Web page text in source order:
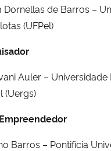
Dornellas de Barros –
(UFPel)
Auler – Universidade
(Uergs)
Barros – Pontifícia